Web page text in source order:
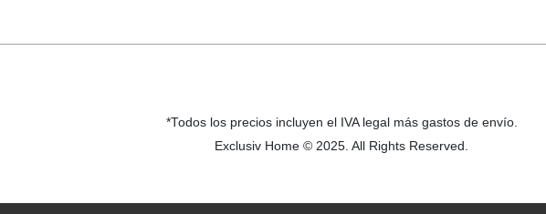
*Todos los precios incluyen el IVA legal más gastos de envío.
Exclusiv Home © 2025. All Rights Reserved.